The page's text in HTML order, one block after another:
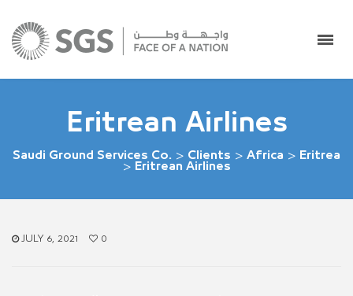
Eritrean Airlines
Saudi Ground Services Co. > Clients > Africa > Eritrea
> Eritrean Airlines
JULY 6, 2021 0